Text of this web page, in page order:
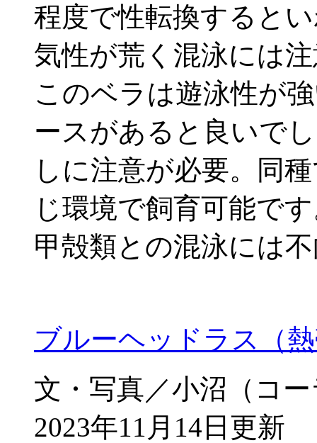
程度で性転換すると
気性が荒く混泳には
このベラは遊泳性が
ースがあると良いで
しに注意が必要。同
じ環境で飼育可能で
甲殻類との混泳には
ブルーヘッドラス（
文・写真／小沼（コ
2023年11月14日更新